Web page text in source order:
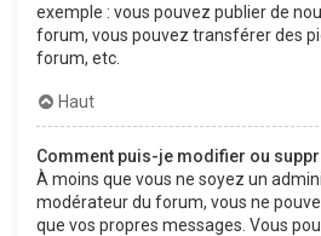
exemple : vous pouvez publier de
forum, vous pouvez transférer des
forum, etc.
Haut
Comment puis-je modifier ou
À moins que vous ne soyez un
modérateur du forum, vous ne
que vos propres messages. Vous